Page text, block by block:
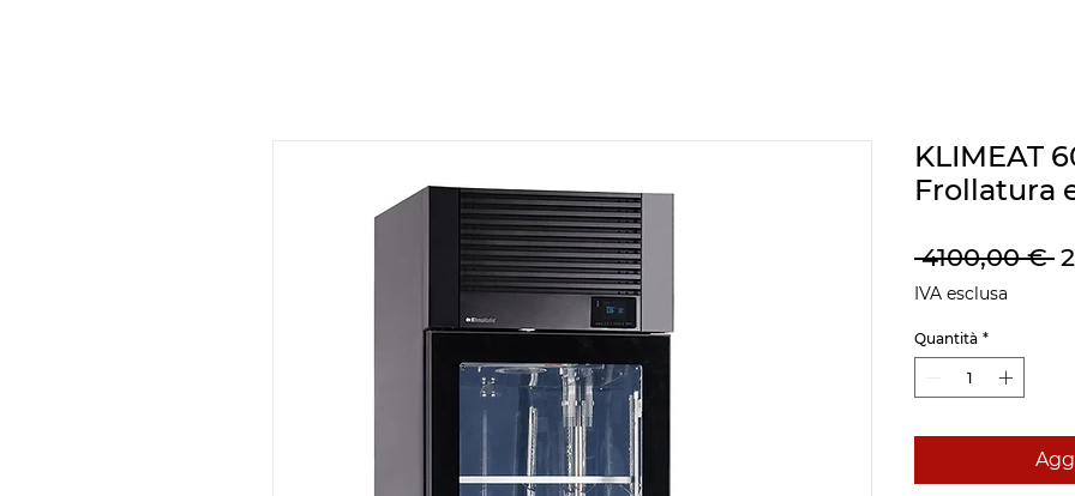
KLIMEAT
Frollatura
4100,00 €
IVA esclusa
Quantità *